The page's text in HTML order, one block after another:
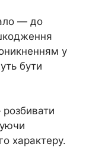
— до
у
бути
характеру.